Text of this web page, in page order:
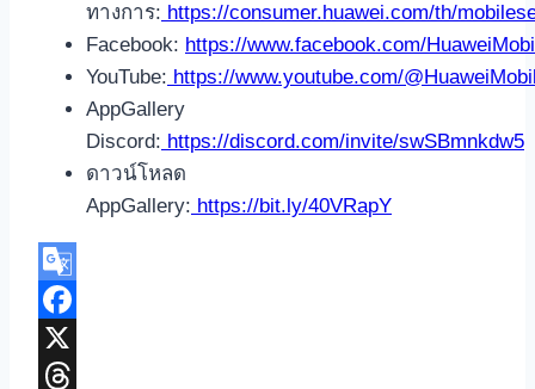
ทางการ: https://consumer.huawei.com/th/
Facebook: https://www.facebook.com/
YouTube: https://www.youtube.com/
AppGallery
Discord: https://discord.com/invite/swSBmnkdw5
ดาวน์โหลด
AppGallery: https://bit.ly/40VRapY
Google
Translate
Facebook
X